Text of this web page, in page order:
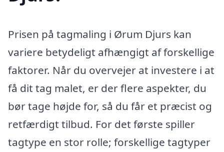
Prisen på tagmaling i Ørum Djurs kan
variere betydeligt afhængigt af forskellige
faktorer. Når du overvejer at investere i at
få dit tag malet, er der flere aspekter, du
bør tage højde for, så du får et præcist og
retfærdigt tilbud. For det første spiller
tagtype en stor rolle; forskellige tagtyper